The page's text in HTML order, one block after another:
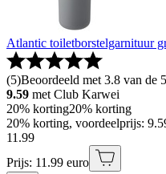
Atlantic toiletborstelgarnituur
(5)Beoordeeld met 3.8 van de
9.59 met Club Karwei
20% korting20% korting
20% korting, voordeelprijs:
11 .99
Prijs: 11.99 euro